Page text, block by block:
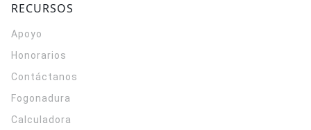
RECURSOS
Apoyo
Honorarios
Contáctanos
Fogonadura
Calculadora